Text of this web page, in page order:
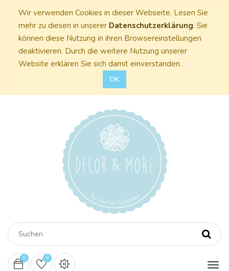
Wir verwenden Cookies in dieser Webseite. Lesen Sie
mehr zu diesen in unserer Datenschutzerklärung. Sie
können diese Nutzung in ihren Browsereinstellungen
deaktivieren. Durch die weitere Nutzung unserer
Website erklären Sie sich damit einverstanden.
OK
0 0